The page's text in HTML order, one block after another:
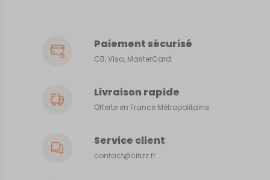
Paiement sécurisé
CB, Visa, MasterCard
Livraison rapide
Offerte en France Métropolitaine
Service client
contact@citizz.fr